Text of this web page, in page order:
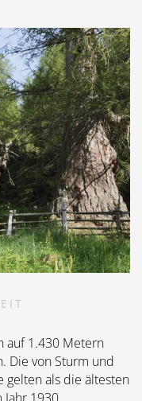
auf 1.430 Metern
Die von Sturm und
gelten als die ältesten